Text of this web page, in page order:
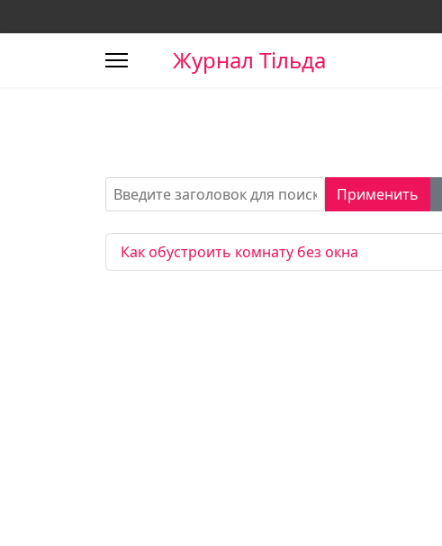
Журнал Тільда
Введите заголовок для поиска... Применить
Как обустроить комнату без окна